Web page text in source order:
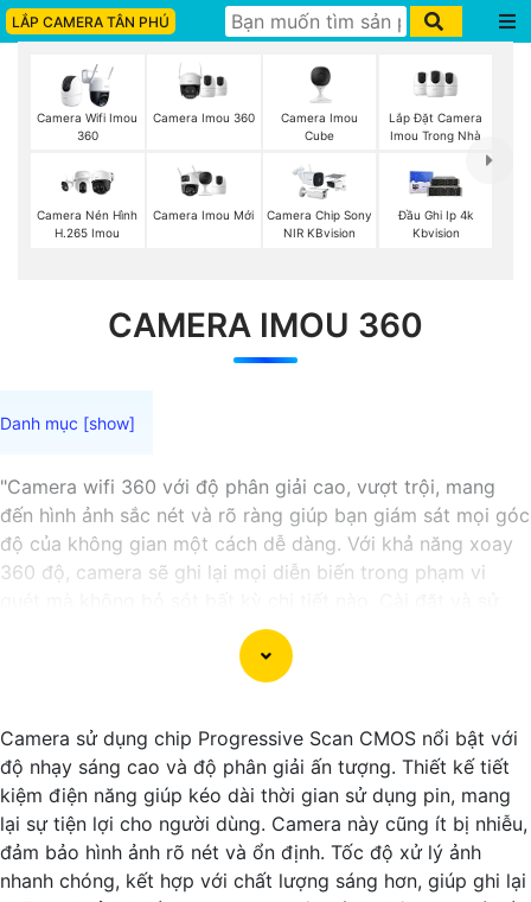
LẮP CAMERA TÂN PHÚ
Camera Wifi Imou
360
Camera Imou 360
Camera Imou
Cube
Lắp Đặt Camera
Imou Trong Nhà
Camera Nén Hình
H.265 Imou
Camera Imou Mới
Camera Chip Sony
NIR KBvision
Đầu Ghi Ip 4k
Kbvision
CAMERA IMOU 360
"Camera wifi 360 với độ phân giải cao, vượt trội, mang
đến hình ảnh sắc nét và rõ ràng giúp bạn giám sát mọi góc
độ của không gian một cách dễ dàng. Với khả năng xoay
360 độ, camera sẽ ghi lại mọi diễn biến trong phạm vi
dụng camera qua kết nối wifi cũng rất tiện lợi, bạn có thể
theo dõi từ xa thông qua ứng dụng di động một cách đơn
giản. Camera wifi 360 là sự lựa chọn hoàn hảo để bảo vệ
không phải lo lắng về chất lượng hình ảnh. Hãy trải nghiệm
công nghệ hiện đại và an ninh tối ưu với Camera wifi 360
hình ảnh sắc nét của chúng tôi ngay hôm nay!"
Camera sử dụng chip Progressive Scan CMOS nổi bật với
độ nhạy sáng cao và độ phân giải ấn tượng. Thiết kế tiết
kiệm điện năng giúp kéo dài thời gian sử dụng pin, mang
lại sự tiện lợi cho người dùng. Camera này cũng ít bị nhiễu,
đảm bảo hình ảnh rõ nét và ổn định. Tốc độ xử lý ảnh
nhanh chóng, kết hợp với chất lượng sáng hơn, giúp ghi lại